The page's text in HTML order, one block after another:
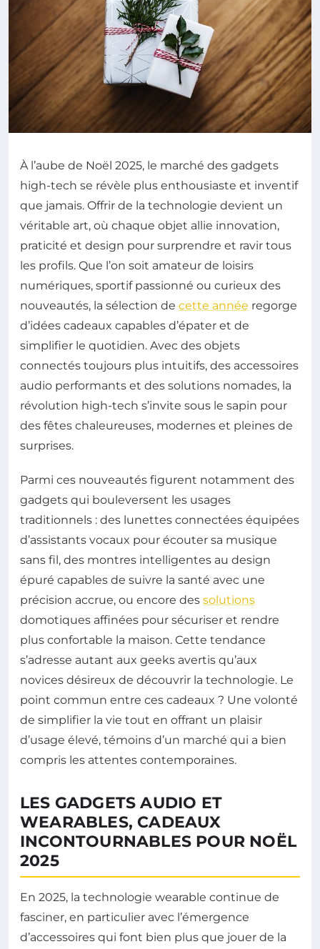
À l’aube de Noël 2025, le marché des gadgets
high-tech se révèle plus enthousiaste et inventif
que jamais. Offrir de la technologie devient un
véritable art, où chaque objet allie innovation,
praticité et design pour surprendre et ravir tous
les profils. Que l’on soit amateur de loisirs
numériques, sportif passionné ou curieux des
nouveautés, la sélection de cette année regorge
d’idées cadeaux capables d’épater et de
simplifier le quotidien. Avec des objets
connectés toujours plus intuitifs, des accessoires
audio performants et des solutions nomades, la
révolution high-tech s’invite sous le sapin pour
des fêtes chaleureuses, modernes et pleines de
surprises.
Parmi ces nouveautés figurent notamment des
gadgets qui bouleversent les usages
traditionnels : des lunettes connectées équipées
d’assistants vocaux pour écouter sa musique
sans fil, des montres intelligentes au design
épuré capables de suivre la santé avec une
précision accrue, ou encore des solutions
domotiques affinées pour sécuriser et rendre
plus confortable la maison. Cette tendance
s’adresse autant aux geeks avertis qu’aux
novices désireux de découvrir la technologie. Le
point commun entre ces cadeaux ? Une volonté
de simplifier la vie tout en offrant un plaisir
d’usage élevé, témoins d’un marché qui a bien
compris les attentes contemporaines.
LES GADGETS AUDIO ET
WEARABLES, CADEAUX
INCONTOURNABLES POUR NOËL
2025
En 2025, la technologie wearable continue de
fasciner, en particulier avec l’émergence
d’accessoires qui font bien plus que jouer de la